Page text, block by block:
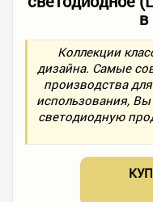
в
Коллекции
дизайна. Самые
производства
использования,
светодиодную